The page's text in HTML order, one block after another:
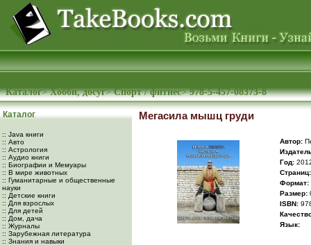
Каталог>Хобби, досуг>Спорт / фитнес>978-5-457-08373-8
Каталог
:: Java книги
:: Авто
:: Астрология
:: Аудио книги
:: Биографии и Мемуары
:: В мире животных
:: Гуманитарные и общественные
науки
:: Детские книги
:: Для взрослых
:: Для детей
:: Дом, дача
:: Журналы
:: Зарубежная литература
:: Знания и навыки
Мегасила мышц груди
Автор:
Год:
Cтраниц:
Формат:
Размер:
ISBN:
Язык: